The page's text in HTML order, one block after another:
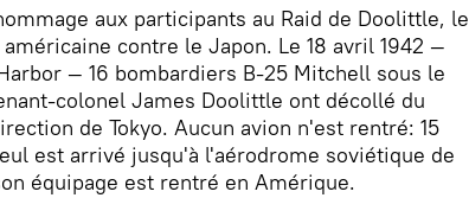
aux participants au Raid de Doolittle, le
contre le Japon. Le 18 avril 1942 —
— 16 bombardiers B-25 Mitchell sous le
colonel James Doolittle ont décollé du
de Tokyo. Aucun avion n'est rentré: 15
est arrivé jusqu'à l'aérodrome soviétique de
équipage est rentré en Amérique.